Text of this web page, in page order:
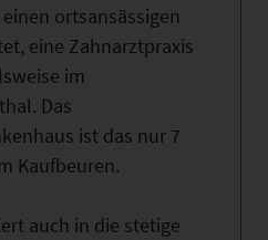
ortsansässigen
eine Zahnarztpraxis
im
Das
ist das nur 7
Kaufbeuren.
auch in die stetige